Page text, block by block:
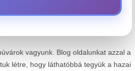
+
elektromos roller
vagyunk. Blog oldalunkat azzal a
létre, hogy láthatóbbá tegyük a hazai